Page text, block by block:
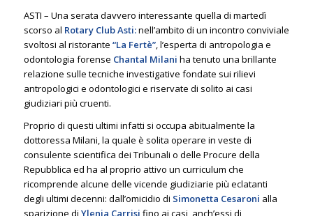
ASTI – Una serata davvero interessante quella di martedì
scorso al Rotary Club Asti:nell’ambito di un incontro conviviale
svoltosi al ristorante “La Fertè”, l’esperta di antropologia e
odontologia forense Chantal Milani ha tenuto una brillante
relazione sulle tecniche investigative fondate sui rilievi
antropologici e odontologici e riservate di solito ai casi
giudiziari più cruenti.
Proprio di questi ultimi infatti si occupa abitualmente la
dottoressa Milani, la quale è solita operare in veste di
consulente scientifica dei Tribunali o delle Procure della
Repubblica ed ha al proprio attivo un curriculum che
ricomprende alcune delle vicende giudiziarie più eclatanti
degli ultimi decenni: dall’omicidio di Simonetta Cesaroni alla
sparizione di Ylenia Carrisi fino ai casi, anch’essi di